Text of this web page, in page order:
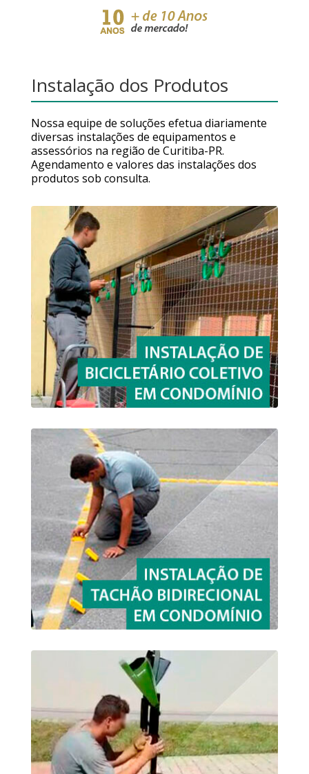
Instalação dos Produtos
Nossa equipe de soluções efetua diariamente
diversas instalações de equipamentos e
assessórios na região de Curitiba-PR.
Agendamento e valores das instalações dos
produtos sob consulta.